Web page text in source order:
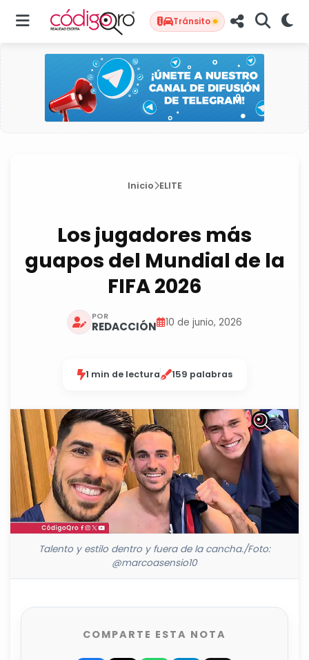
Tránsito
Inicio ELITE
Los jugadores más
guapos del Mundial de la
FIFA 2026
POR
REDACCIÓN 10 de junio, 2026
1 min de lectura 159 palabras
Talento y estilo dentro y fuera de la cancha./Foto:
@marcoasensio10
COMPARTE ESTA NOTA